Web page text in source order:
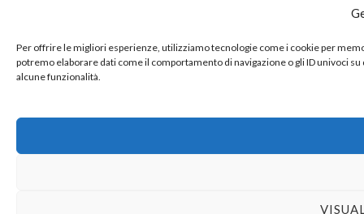
Per offrire le migliori esperienze, utilizziamo tecnologie come i cookie per
potremo elaborare dati come il comportamento di navigazione o gli ID univoci
alcune funzionalità.